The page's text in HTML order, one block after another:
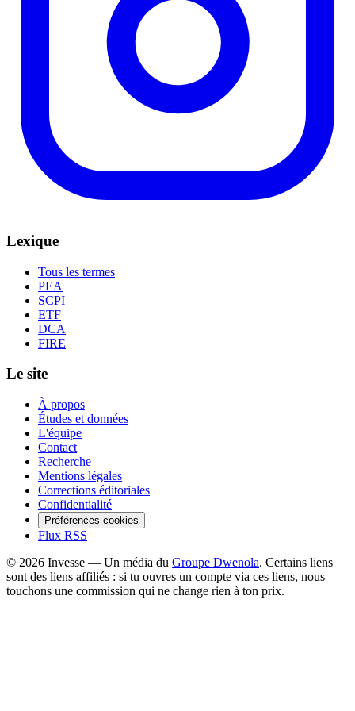
Lexique
Tous les termes
PEA
SCPI
ETF
DCA
FIRE
Le site
À propos
Études et données
L'équipe
Contact
Recherche
Mentions légales
Corrections éditoriales
Confidentialité
Préférences cookies
Flux RSS
© 2026 Invesse — Un média du Groupe Dwenola. Certains liens
sont des liens affiliés : si tu ouvres un compte via ces liens, nous
touchons une commission qui ne change rien à ton prix.